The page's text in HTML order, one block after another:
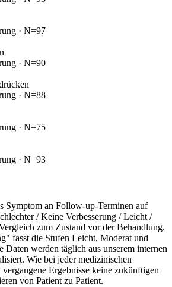
· N=97
· N=90
· N=88
· N=75
· N=93
Symptom an Follow-up-Terminen auf
/ Keine Verbesserung / Leicht /
zum Zustand vor der Behandlung.
fasst die Stufen Leicht, Moderat und
Daten werden täglich aus unserem internen
Wie bei jeder medizinischen
Ergebnisse keine zukünftigen
von Patient zu Patient.